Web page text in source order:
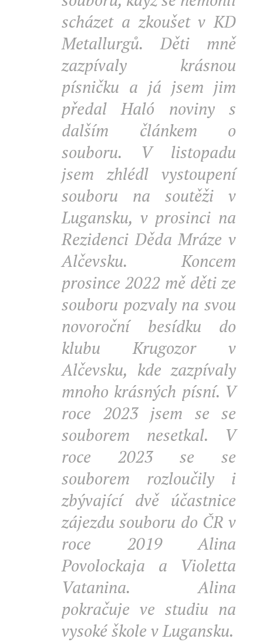
scházet a zkoušet v KD
Metallurgů. Děti mně
zazpívaly krásnou
písničku a já jsem jim
předal Haló noviny s
dalším článkem o
souboru. V listopadu
jsem zhlédl vystoupení
souboru na soutěži v
Lugansku, v prosinci na
Rezidenci Děda Mráze v
Alčevsku. Koncem
prosince 2022 mě děti ze
souboru pozvaly na svou
novoroční besídku do
klubu Krugozor v
Alčevsku, kde zazpívaly
mnoho krásných písní. V
roce 2023 jsem se se
souborem nesetkal. V
roce 2023 se se
souborem rozloučily i
zbývající dvě účastnice
zájezdu souboru do ČR v
roce 2019 Alina
Povolockaja a Violetta
Vatanina. Alina
pokračuje ve studiu na
vysoké škole v Lugansku.